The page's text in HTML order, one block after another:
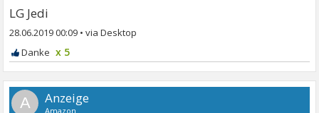
LG Jedi
28.06.2019 00:09 •
x 5
A